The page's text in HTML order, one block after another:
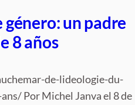
género: un padre
8 años
de-lideologie-du-
Por Michel Janva el 8 de